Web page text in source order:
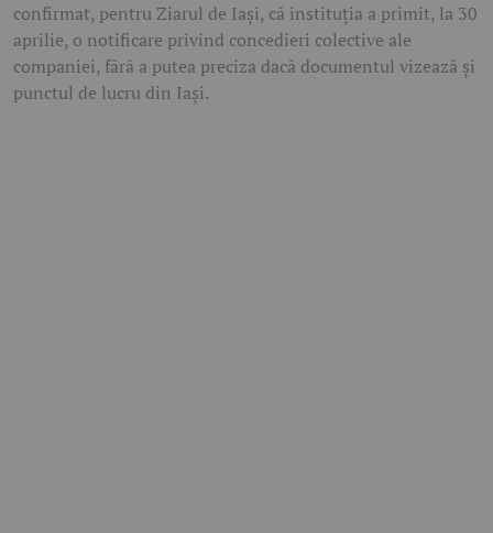
confirmat, pentru Ziarul de Iași, că instituția a primit, la 30
aprilie, o notificare privind concedieri colective ale
companiei, fără a putea preciza dacă documentul vizează și
punctul de lucru din Iași.